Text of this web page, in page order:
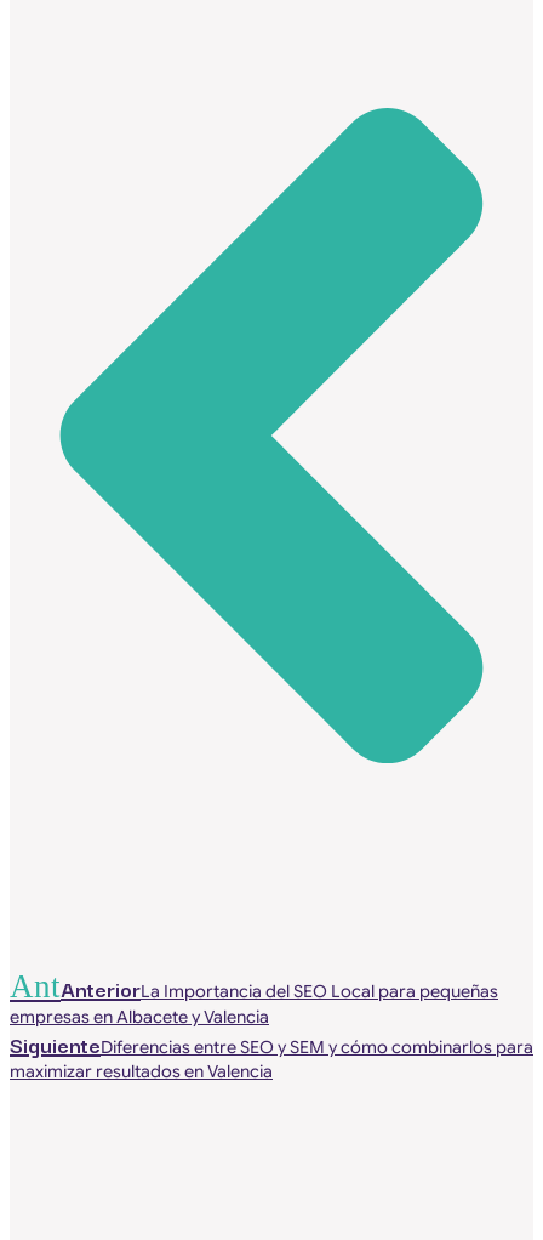
AntAnteriorLa Importancia del SEO Local para pequeñas
empresas en Albacete y Valencia
SiguienteDiferencias entre SEO y SEM y cómo combinarlos para
maximizar resultados en Valencia